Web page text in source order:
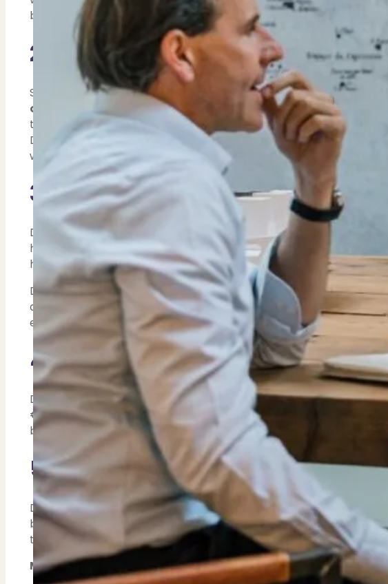
Contact Bekijk Vestigingen
bereikbaar maakt.
2: Startersvrijstelling
Starters op de woningmarkt krijgen in 2025 een extra steuntje in de
overdrachtsbelastingwordt verhoogd van €510.000 naar
tot 35 jaar) geen 2% overdrachtsbelasting hoeven te betalen,
Deze maatregel maakt het voor starters iets eenvoudiger om hun
woningprijzen.
3: Hypotheekrenteaftrek en Wet
De hypotheekrenteaftrek blijft in 2025 grotendeels ongewijzigd.
hogere inkomens, waarbij de hypotheekrente aftrekbaar is tegen
hebben op de netto maandlasten voor wie in een hogere
DeWet Hillen
, die eerder belastingvoordeel gaf aan
afgebouwd. In 2025 wordt dit voordeel verlaagd naar 76,66%. Dit
een bijna afgeloste) hypotheek iets meer belasting gaan betalen.
4: Eigenwoningforfait en WOZ-
De grens voor het lage eigenwoningforfait blijft in 2025 vrijwel
€1.310.000). Voor woningen onder deze WOZ-waarde blijft het
betekent dat de jaarlijkse belasting op het eigenwoningbezit
5: Overdrachtsbelasting voor
Deoverdrachtsbelasting
voor beleggers blijft in 2025 op
blijft, streeft de overheid ernaar om dit in 2026 te verlagen naar
toegankelijker te maken voor particuliere kopers door beleggers
Maatregelen voor de toekomst: meer woningen, meer